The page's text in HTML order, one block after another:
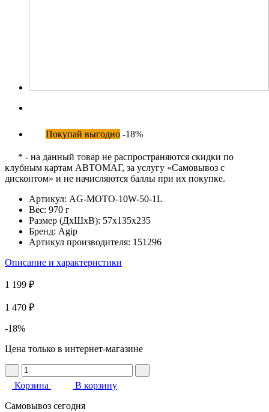
Покупай выгодно -18%
* - на данный товар не распространяются скидки по
клубным картам АВТОМАГ, за услугу «Самовывоз с
дисконтом» и не начисляются баллы при их покупке.
Артикул: AG-MOTO-10W-50-1L
Вес: 970 г
Размер (ДхШхВ): 57x135x235
Бренд: Agip
Артикул производителя: 151296
Описание и характеристики
1 199 ₽
1 470 ₽
-18%
Цена только в интернет-магазине
Корзина
В корзину
Самовывоз сегодня